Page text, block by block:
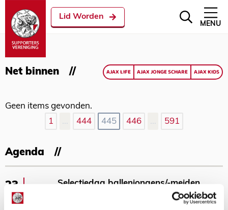
Lid Worden
MENU
Net binnen AJAX LIFE AJAX JONGE SCHARE AJAX KIDS
Geen items gevonden.
1
… 444 445 446 … 591
Agenda
23
AUG
Selectiedag ballenjongens/-meiden